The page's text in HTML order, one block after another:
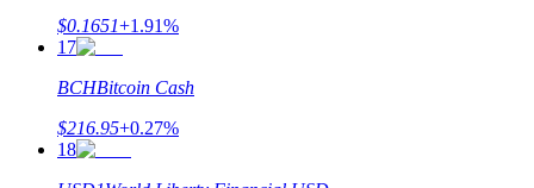
$0.1651+1.91%
17
BCHBitcoin Cash
$216.95+0.27%
18